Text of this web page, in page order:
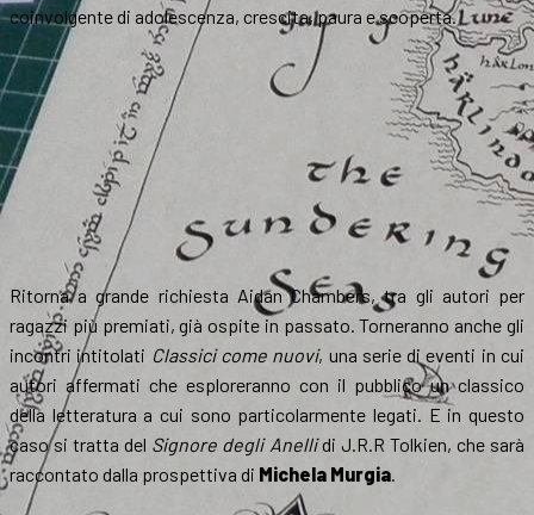
coinvolgente di adolescenza, crescita, paura e scoperta.
Ritorna a grande richiesta Aidan Chambers, tra gli autori per
ragazzi più premiati, già ospite in passato. Torneranno anche gli
incontri intitolati Classici come nuovi, una serie di eventi in cui
autori affermati che esploreranno con il pubblico un classico
della letteratura a cui sono particolarmente legati. E in questo
caso si tratta del Signore degli Anellidi J.R.R Tolkien, che sarà
raccontato dalla prospettiva di Michela Murgia.